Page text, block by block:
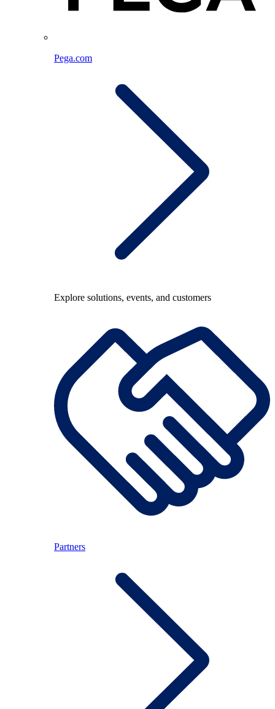
Pega.com
Explore solutions, events, and customers
Partners